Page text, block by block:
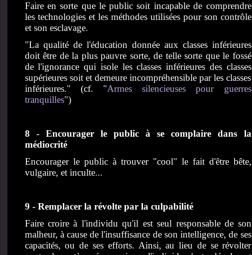
Faire en sorte que le public soit incapable de comprendre
les technologies et les méthodes utilisées pour son contrôle
et son esclavage.
"La qualité de l'éducation donnée aux classes inférieures
doit être de la plus pauvre sorte, de telle sorte que le fossé
de l'ignorance qui isole les classes inférieures des classes
supérieures soit et demeure incompréhensible par les classes
inférieures." (cf. "Armes silencieuses pour guerres
tranquilles")
8 - Encourager le public à se complaire dans la
médiocrité
Encourager le public à trouver "cool" le fait d'être bête,
vulgaire, et inculte...
9 - Remplacer la révolte par la culpabilité
Faire croire à l'individu qu'il est seul responsable de son
malheur, à cause de l'insuffisance de son intelligence, de ses
capacités, ou de ses efforts. Ainsi, au lieu de se révolter